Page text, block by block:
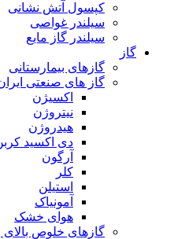
کپسول آتش نشانی
سیلندر غواصی
سیلندر گاز مایع
گاز
گازهای بیمارستانی
گاز های صنعتی
اکسیژن
نیتروژن
هیدروژن
دی اکسید
آرگون
کلر
استیلن
آمونیاک
هوای خشک
گازهای خلوص بالای